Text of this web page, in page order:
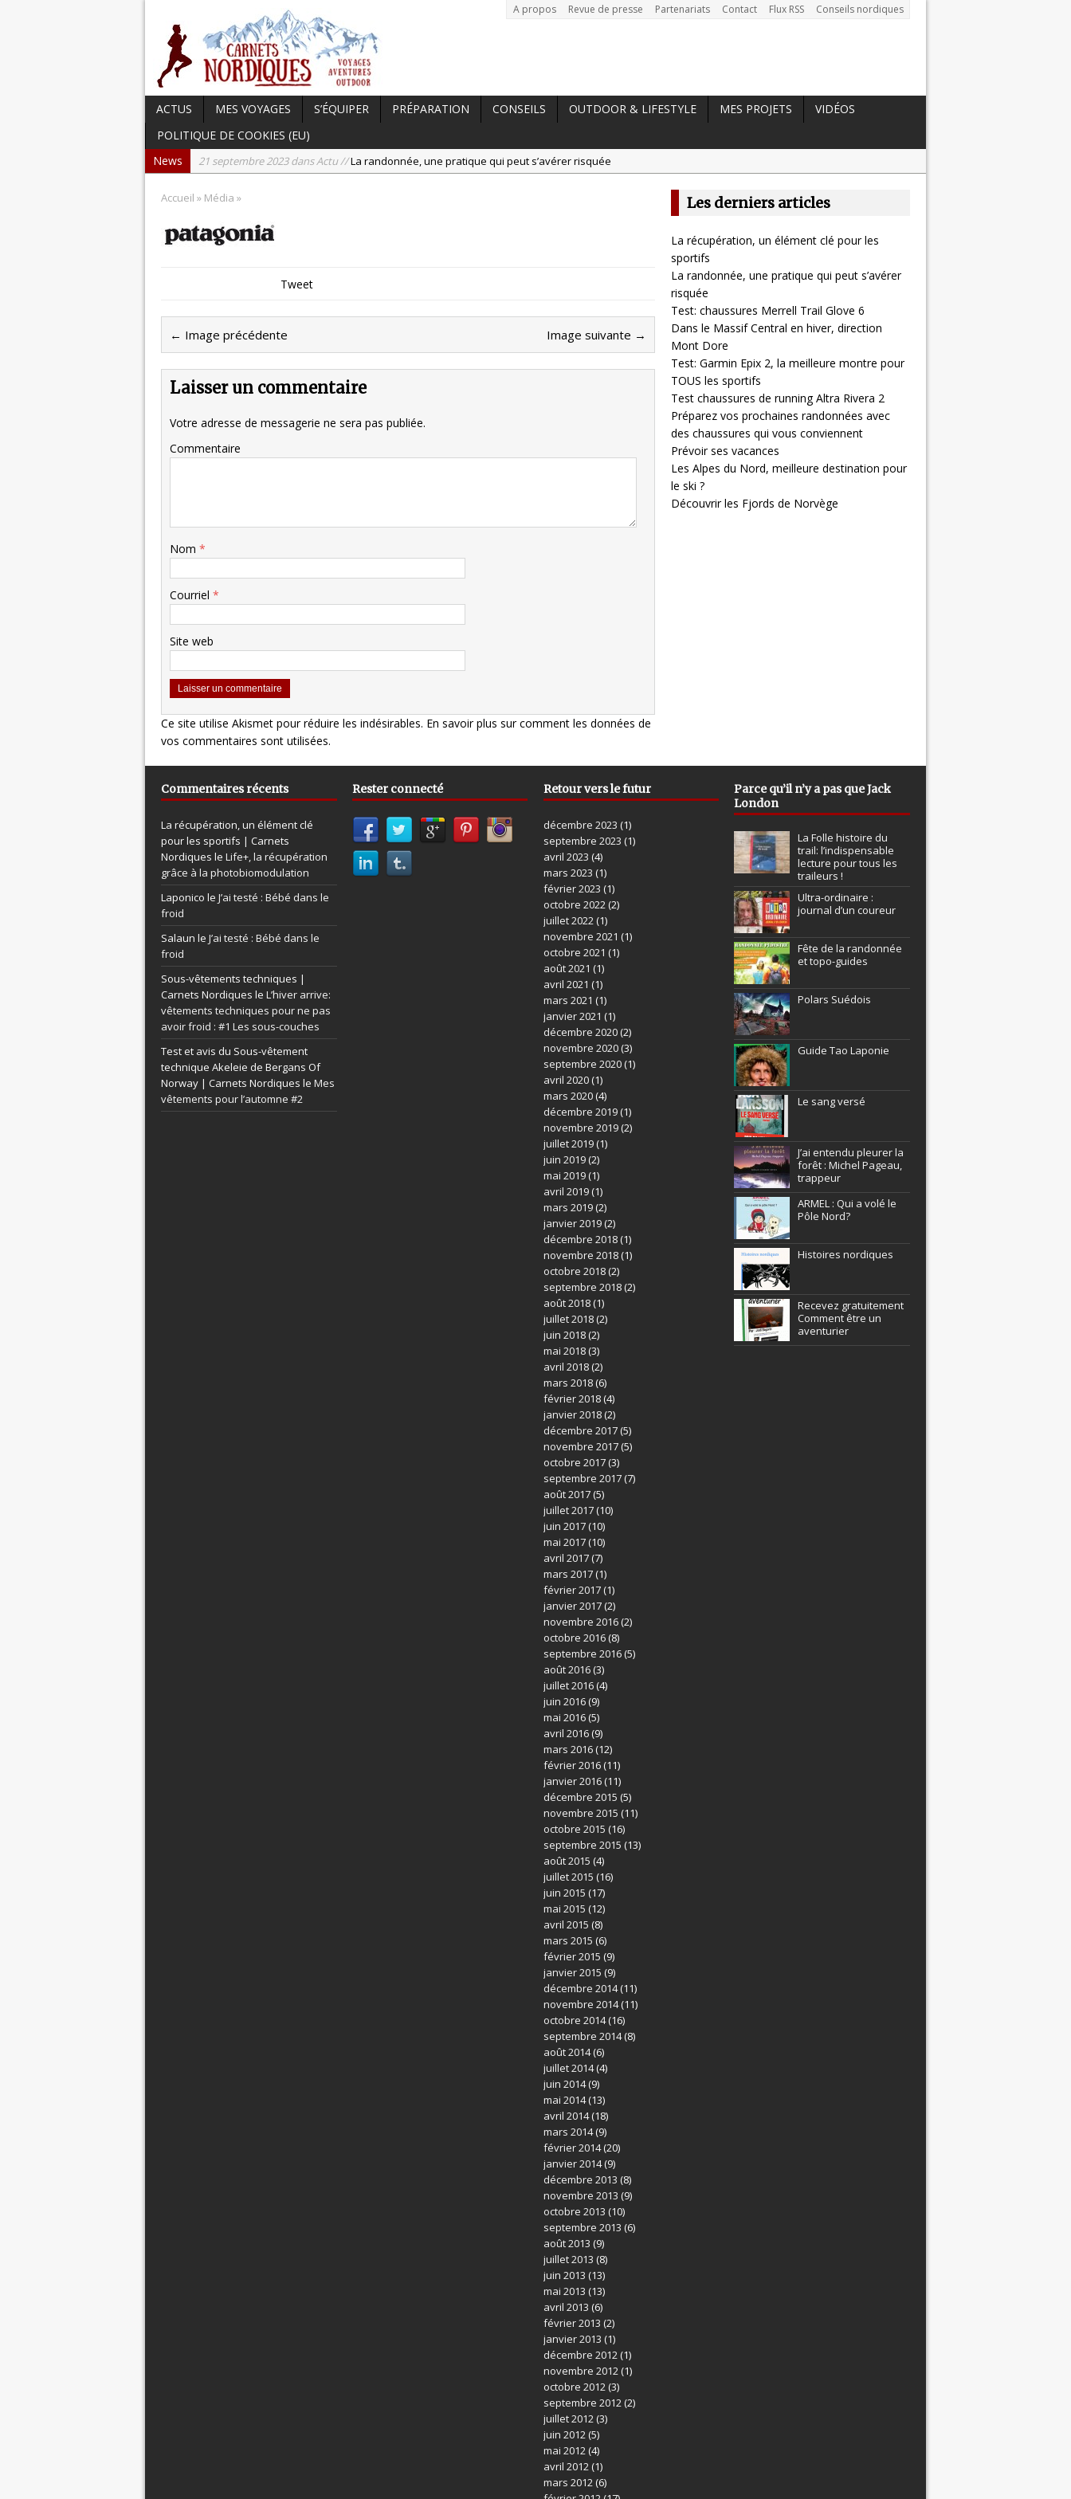
A propos Revue de presse Partenariats Contact Flux RSS Conseils nordiques
ACTUS MES VOYAGES S’ÉQUIPER PRÉPARATION CONSEILS OUTDOOR & LIFESTYLE MES PROJETS
VIDÉOS
POLITIQUE DE COOKIES (EU)
News
21 septembre 2023 dans Actu //La randonnée, une pratique qui peut s’avérer risquée
15 avril 2023 dans Hightech //
Accueil » Média »
Tweet
← Image précédente Image suivante →
Laisser un commentaire
Votre adresse de messagerie ne sera pas publiée.
Commentaire
Nom *
Courriel *
Site web
Ce site utilise Akismet pour réduire les indésirables. En savoir plus sur comment les données de
vos commentaires sont utilisées.
Les derniers articles
La récupération, un élément clé pour les
sportifs
La randonnée, une pratique qui peut s’avérer
risquée
Test: chaussures Merrell Trail Glove 6
Dans le Massif Central en hiver, direction
Mont Dore
Test: Garmin Epix 2, la meilleure montre pour
TOUS les sportifs
Test chaussures de running Altra Rivera 2
Préparez vos prochaines randonnées avec
des chaussures qui vous conviennent
Prévoir ses vacances
Les Alpes du Nord, meilleure destination pour
le ski ?
Découvrir les Fjords de Norvège
Commentaires récents
La récupération, un élément clé
pour les sportifs | Carnets
Nordiques le Life+, la récupération
grâce à la photobiomodulation
Laponico le J’ai testé : Bébé dans le
froid
Salaun le J’ai testé : Bébé dans le
froid
Sous-vêtements techniques |
Carnets Nordiques le L’hiver arrive:
vêtements techniques pour ne pas
avoir froid : #1 Les sous-couches
Test et avis du Sous-vêtement
technique Akeleie de Bergans Of
Norway | Carnets Nordiques le Mes
vêtements pour l’automne #2
Rester connecté Retour vers le futur
décembre 2023 (1)
septembre 2023 (1)
avril 2023 (4)
mars 2023 (1)
février 2023 (1)
octobre 2022(2)
juillet 2022(1)
novembre 2021 (1)
octobre 2021 (1)
août 2021 (1)
avril 2021 (1)
mars 2021 (1)
janvier 2021 (1)
décembre 2020(2)
novembre 2020(3)
septembre 2020(1)
avril 2020(1)
mars 2020(4)
décembre 2019(1)
novembre 2019(2)
juillet 2019(1)
juin 2019(2)
mai 2019(1)
avril 2019(1)
mars 2019(2)
janvier 2019(2)
décembre 2018(1)
novembre 2018(1)
octobre 2018(2)
septembre 2018(2)
août 2018(1)
juillet 2018(2)
juin 2018(2)
mai 2018(3)
avril 2018(2)
mars 2018(6)
février 2018(4)
janvier 2018(2)
décembre 2017(5)
novembre 2017(5)
octobre 2017(3)
septembre 2017(7)
août 2017(5)
juillet 2017(10)
juin 2017(10)
mai 2017(10)
avril 2017(7)
mars 2017(1)
février 2017(1)
janvier 2017(2)
novembre 2016(2)
octobre 2016(8)
septembre 2016(5)
août 2016(3)
juillet 2016(4)
juin 2016(9)
mai 2016(5)
avril 2016(9)
mars 2016(12)
février 2016(11)
janvier 2016(11)
décembre 2015 (5)
novembre 2015 (11)
octobre 2015 (16)
septembre 2015 (13)
août 2015 (4)
juillet 2015 (16)
juin 2015 (17)
mai 2015 (12)
avril 2015 (8)
mars 2015 (6)
février 2015 (9)
janvier 2015 (9)
décembre 2014(11)
novembre 2014(11)
octobre 2014(16)
septembre 2014(8)
août 2014(6)
juillet 2014(4)
juin 2014(9)
mai 2014(13)
avril 2014(18)
mars 2014(9)
février 2014(20)
janvier 2014(9)
décembre 2013 (8)
novembre 2013 (9)
octobre 2013 (10)
septembre 2013 (6)
août 2013 (9)
juillet 2013 (8)
juin 2013 (13)
mai 2013 (13)
avril 2013 (6)
février 2013 (2)
janvier 2013 (1)
décembre 2012(1)
novembre 2012(1)
octobre 2012(3)
septembre 2012(2)
juillet 2012(3)
juin 2012(5)
mai 2012(4)
avril 2012(1)
mars 2012(6)
Parce qu’il n’y a pas que Jack
London
La Folle histoire du
trail: l’indispensable
lecture pour tous les
traileurs !
Ultra-ordinaire :
journal d’un coureur
Fête de la randonnée
et topo-guides
Polars Suédois
Guide Tao Laponie
Le sang versé
J’ai entendu pleurer la
forêt : Michel Pageau,
trappeur
ARMEL : Qui a volé le
Pôle Nord?
Histoires nordiques
Recevez gratuitement
Comment être un
aventurier